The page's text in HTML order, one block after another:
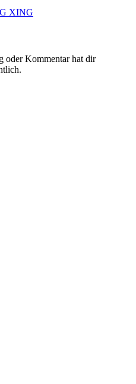
XING
oder Kommentar hat dir